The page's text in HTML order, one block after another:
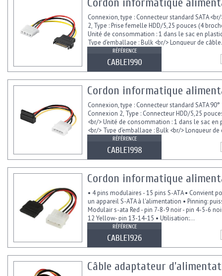
Cordon informatique
Connexion, type : Connecteur standard SATA
2, Type : Prise femelle HDD/5,25 pouces (4
Unité de consommation : 1 dans le sac en
Type d’emballage : Bulk <br/> Longueur de
RÉFÉRENCE
CABLE1990
Cordon informatique
Connexion, type : Connecteur standard SATA 90°
Connexion 2, Type : Connecteur HDD/5,25
<br/> Unité de consommation : 1 dans le sac en
<br/> Type d’emballage : Bulk <br/> Longueur
RÉFÉRENCE
CABLE1998
Cordon informatique
• 4 pins modulaires - 15 pins S-ATA • Convient
un appareil S-ATA à l'alimentation • Pinning:
Modulair s-ata Red - pin 7-8-9 noir - pin 4-5-6
12 Yellow- pin 13-14-15 • Utilisation:...
RÉFÉRENCE
CABLE1926
Câble adaptateur